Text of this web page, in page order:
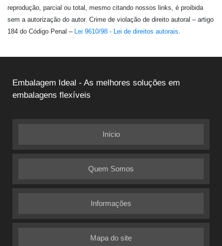
reprodução, parcial ou total, mesmo citando nossos links, é proibida
sem a autorização do autor. Crime de violação de direito autoral – artigo
184 do Código Penal – Lei 9610/98 - Lei de direitos autorais.
Embalagem Ideal - As melhores soluções em
embalagens flexíveis
Início
Quem Somos
Informações
Mapa do site